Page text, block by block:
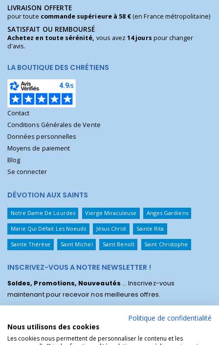
LIVRAISON OFFERTE
pour toute commande supérieure à 58 €(en France métropolitaine)
SATISFAIT OU REMBOURSÉ
Achetez en toute sérénité, vous avez14 jours pour changer
d'avis.
LA BOUTIQUE DES CHRÉTIENS
Contact
Conditions Générales de Vente
Données personnelles
Moyens de paiement
Blog
Se connecter
DÉVOTION AUX SAINTS
Notre Dame De Lourdes Vierge Miraculeuse Anges Gardiens
Marie Qui Défait Les Noeuds Jésus Christ Sainte Rita
Sainte Thérèse Saint Michel Saint Benoît Saint Christophe
INSCRIVEZ-VOUS A NOTRE NEWSLETTER !
Soldes, Promotions, Nouveautés ... Inscrivez-vous
maintenant pour recevoir nos meilleures offres.
Politique de confidentialité
Nous utilisons des cookies
Les cookies nous permettent de personnaliser le contenu et les